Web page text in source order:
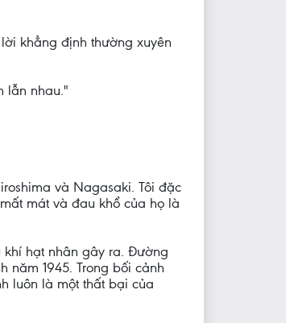
khẳng định thường xuyên
lẫn nhau."
và Nagasaki. Tôi đặc
mát và đau khổ của họ là
hạt nhân gây ra. Đường
năm 1945. Trong bối cảnh
luôn là một thất bại của